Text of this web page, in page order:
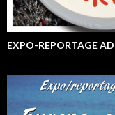
EXPO-REPORTAGE